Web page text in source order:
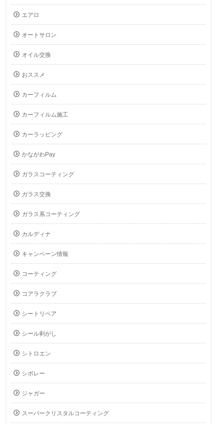
エアロ
オートサロン
オイル交換
おススメ
カーフィルム
カーフィルム施工
カーラッピング
かながわPay
ガラスコーティング
ガラス交換
ガラス系コーティング
カルディナ
キャンペーン情報
コーティング
コアラクラブ
シートリペア
シール剥がし
シトロエン
シボレー
ジャガー
スーパークリスタルコーティング